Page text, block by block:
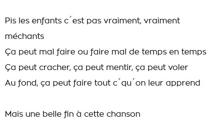
Pis les enfants c´est pas vraiment, vraiment
méchants
Ça peut mal faire ou faire mal de temps en temps
Ça peut cracher, ça peut mentir, ça peut voler
Au fond, ça peut faire tout c´qu´on leur apprend
Mais une belle fin à cette chanson